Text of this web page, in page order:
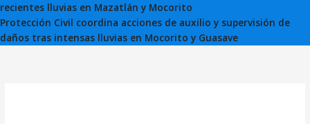
recientes lluvias en Mazatlán y Mocorito
Protección Civil coordina acciones de auxilio y supervisión de
daños tras intensas lluvias en Mocorito y Guasave